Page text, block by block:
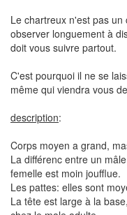
Le chartreux n'est pas
observer longuement à
doit vous suivre partout.
C'est pourquoi il ne se
même qui viendra vous
description:
Corps moyen a grand,
La différenc entre un
femelle est moin joufflue.
Les pattes: elles sont
La tête est large à la